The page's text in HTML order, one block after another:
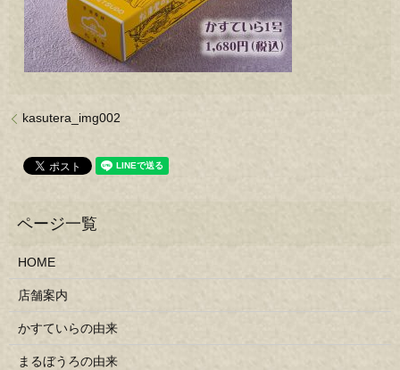
kasutera_img002
HOME
店舗案内
かすていらの由来
まるぼうろの由来